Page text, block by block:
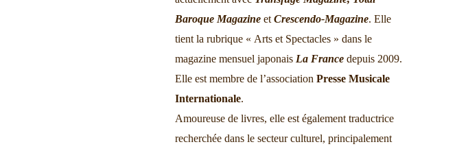
Baroque Magazine et Crescendo-Magazine. Elle
tient la rubrique « Arts et Spectacles » dans le
magazine mensuel japonais La France depuis 2009.
Elle est membre de l’association Presse Musicale
Internationale.
Amoureuse de livres, elle est également traductrice
recherchée dans le secteur culturel, principalement